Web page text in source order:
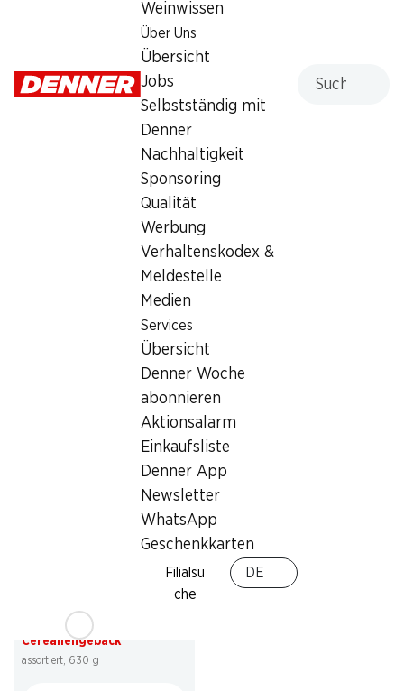
Weinwissen
Über Uns
Übersicht
Jobs
Selbstständig mit
Denner
Nachhaltigkeit
Sponsoring
Qualität
Werbung
Verhaltenskodex &
Meldestelle
Medien
Services
Übersicht
Denner Woche
abonnieren
Aktionsalarm
Einkaufsliste
Denner App
Newsletter
WhatsApp
Geschenkkarten
Filialsu
che
DE
Artikelnummer1021071
Was andere Kunden kaufen
* Nicht mit anderen Gutscheinen,
Roland Petite Pause
Cerealiengebäck
assortiert, 630 g